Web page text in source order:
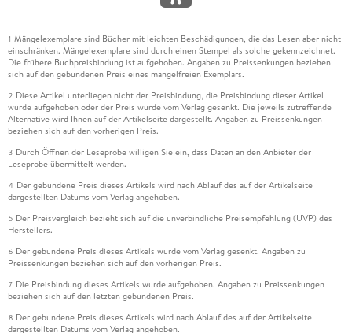
1 Mängelexemplare sind Bücher mit leichten Beschädigungen, die das Lesen aber nicht
einschränken. Mängelexemplare sind durch einen Stempel als solche gekennzeichnet.
Die frühere Buchpreisbindung ist aufgehoben. Angaben zu Preissenkungen beziehen
sich auf den gebundenen Preis eines mangelfreien Exemplars.
2 Diese Artikel unterliegen nicht der Preisbindung, die Preisbindung dieser Artikel
wurde aufgehoben oder der Preis wurde vom Verlag gesenkt. Die jeweils zutreffende
Alternative wird Ihnen auf der Artikelseite dargestellt. Angaben zu Preissenkungen
beziehen sich auf den vorherigen Preis.
3 Durch Öffnen der Leseprobe willigen Sie ein, dass Daten an den Anbieter der
Leseprobe übermittelt werden.
4 Der gebundene Preis dieses Artikels wird nach Ablauf des auf der Artikelseite
dargestellten Datums vom Verlag angehoben.
5 Der Preisvergleich bezieht sich auf die unverbindliche Preisempfehlung (UVP) des
Herstellers.
6 Der gebundene Preis dieses Artikels wurde vom Verlag gesenkt. Angaben zu
Preissenkungen beziehen sich auf den vorherigen Preis.
7 Die Preisbindung dieses Artikels wurde aufgehoben. Angaben zu Preissenkungen
beziehen sich auf den letzten gebundenen Preis.
8 Der gebundene Preis dieses Artikels wird nach Ablauf des auf der Artikelseite
dargestellten Datums vom Verlag angehoben.